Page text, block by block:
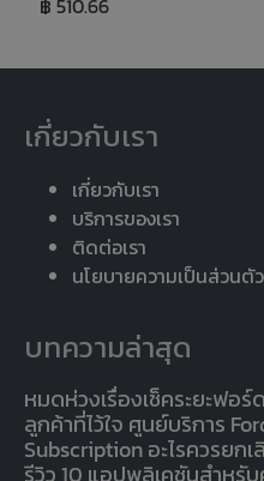
฿ 510.66
เกี่ยวกับเรา
เกี่ยวกับเรา
บริการของเรา
ติดต่อเรา
นโยบายความเป็นส่วนตัว
บทความล่าสุด
หมดห่วงเรื่องเช็คระยะฟอ
ลูกค้าที่ไว้ใจ ศูนย์บริการ
Subscription อะไรควรยก
รีวิว 10 แอปพลิเคชันสำหรั